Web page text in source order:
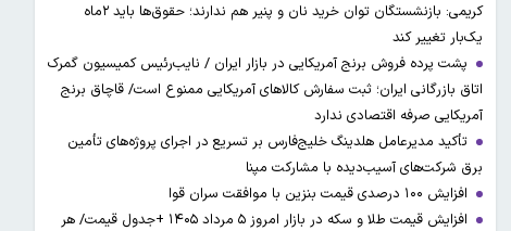
کریمی: بازنشستگان توان خرید نان و پنیر هم ندارند؛ حقوق‌ها باید ۲ماه
یک‌بار تغییر کند
پشت پرده فروش برنج آمریکایی در بازار ایران / نایب‌رئیس کمیسیون گمرک
اتاق بازرگانی ایران؛ ثبت سفارش کالاهای آمریکایی ممنوع است/ قاچاق برنج
آمریکایی صرفه اقتصادی ندارد
تأکید مدیرعامل هلدینگ خلیج‌فارس بر تسریع در اجرای پروژه‌های تأمین
برق شرکت‌های آسیب‌دیده با مشارکت مپنا
افزایش ۱۰۰ درصدی قیمت بنزین با موافقت سران قوا
افزایش قیمت طلا و سکه در بازار امروز ۵ مرداد ۱۴۰۵ +جدول قیمت/ هر